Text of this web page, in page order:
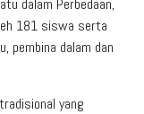
dalam Perbedaan,
181 siswa serta
pembina dalam dan
yang